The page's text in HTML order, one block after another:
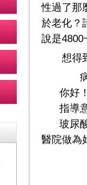
性過了那
於老化？
說是4800
想得
病
你好！
指導意
玻尿酸
醫院做為